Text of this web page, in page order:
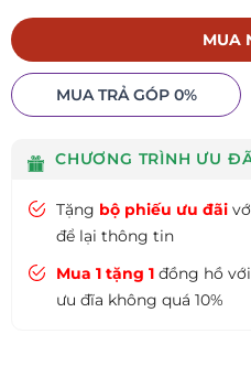
MUA
MUA TRẢ GÓP 0%
CHƯƠNG TRÌNH ƯU
Tặng bộ phiếu ưu đãi
để lại thông tin
Mua 1 tặng 1 đồng hồ
ưu đĩa không quá 10%